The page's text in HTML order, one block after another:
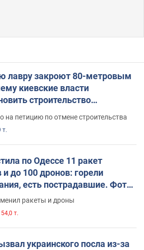
лавру закроют 80-метровым
киевские власти
строительство
верующего"
на петицию по отмене строительства
т.
по Одессе 11 ракет
до 100 дронов: горели
есть пострадавшие. Фото
ракеты и дроны
54,0 т.
украинского посла из-за